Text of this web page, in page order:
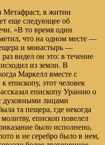
Метафраст, в житии
еще следующее об
«В то время один
что на одном месте —
и монастырь —
видел он это: в течение
из земли. В
Маркелл вместе с
епископу, этот человек
епископу Уранию о
духовными лицами
та пещера, где некогда
епископ повелел
было исполнено,
и не серебро было в нем,